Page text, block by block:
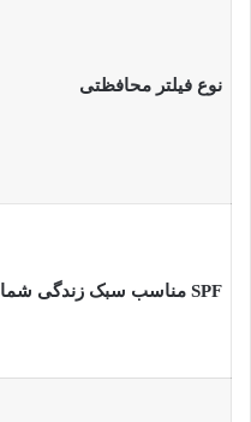
نوع فیلتر محافظتی
SPF مناسب سبک زندگی شما